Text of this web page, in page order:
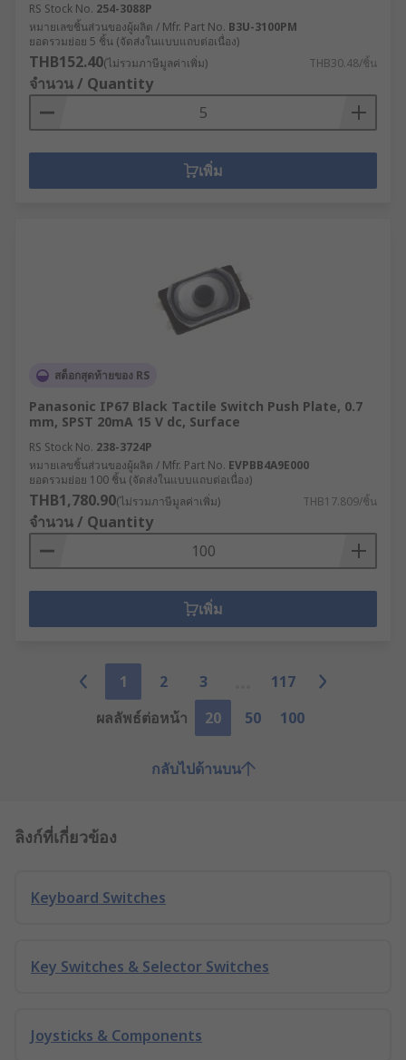
RS Stock No. 254-3088P
หมายเลขชิ้นส่วนของผู้ผลิต / Mfr. Part No. B3U-3100PM
ยอดรวมย่อย 5 ชิ้น (จัดส่งในแบบแถบต่อเนื่อง)
THB152.40(ไม่รวมภาษีมูลค่าเพิ่ม) THB30.48/ชิ้น
จำนวน / Quantity
เพิ่ม
สต็อกสุดท้ายของ RS
Panasonic IP67 Black Tactile Switch Push Plate, 0.7
mm, SPST 20mA 15 V dc, Surface
RS Stock No. 238-3724P
หมายเลขชิ้นส่วนของผู้ผลิต / Mfr. Part No. EVPBB4A9E000
ยอดรวมย่อย 100 ชิ้น (จัดส่งในแบบแถบต่อเนื่อง)
THB1,780.90(ไม่รวมภาษีมูลค่าเพิ่ม) THB17.809/ชิ้น
จำนวน / Quantity
เพิ่ม
1 2 3
117
ผลลัพธ์ต่อหน้า
20 50 100
กลับไปด้านบน
ลิงก์ที่เกี่ยวข้อง
Keyboard Switches
Key Switches & Selector Switches
Joysticks & Components